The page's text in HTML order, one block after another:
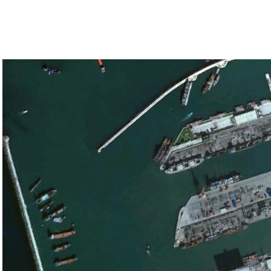
الفلسطيني جمال زقوت في حديث لـ”سكاي نيوز
هذا القبيل تجني على الموقف الفلسطيني.
الإسرائيلي والمنطقة للخطر.
بايدن وقالت إنها وافقت على تصورات يوليو.
والمنطقة.
من سمح ببقاء حماس في الحكم.
لحكومة وفاق وطني تمهيدا لإجراء انتخابات بعد ثلاث